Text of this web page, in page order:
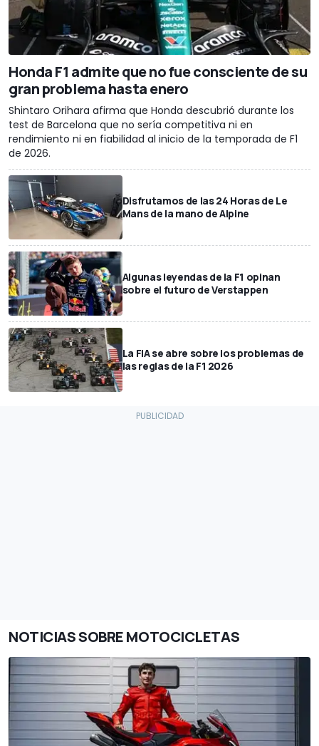
Honda F1 admite que no fue consciente de su
gran problema hasta enero
Shintaro Orihara afirma que Honda descubrió durante los
test de Barcelona que no sería competitiva ni en
rendimiento ni en fiabilidad al inicio de la temporada de F1
de 2026.
Disfrutamos de las 24 Horas de Le
Mans de la mano de Alpine
Algunas leyendas de la F1 opinan
sobre el futuro de Verstappen
La FIA se abre sobre los problemas de
las reglas de la F1 2026
NOTICIAS SOBRE MOTOCICLETAS